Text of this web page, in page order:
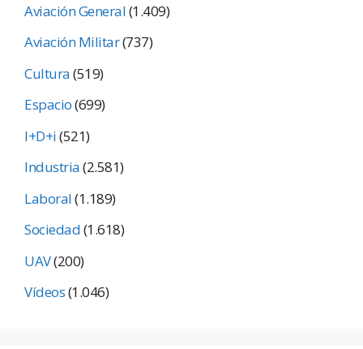
Aviación General(1.409)
Aviación Militar(737)
Cultura(519)
Espacio(699)
I+D+i(521)
Industria(2.581)
Laboral(1.189)
Sociedad(1.618)
UAV(200)
Vídeos(1.046)